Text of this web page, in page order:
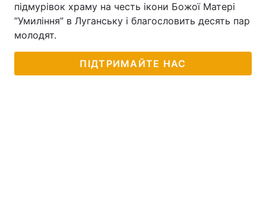
підмурівок храму на честь ікони Божої Матері
”Умиління” в Луганську і благословить десять пар
молодят.
ПІДТРИМАЙТЕ НАС